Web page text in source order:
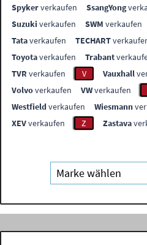
Spykerverkaufen SsangYong
Suzuki verkaufen SWM verkaufen
Tataverkaufen TECHART
Toyotaverkaufen Trabant
TVR verkaufen V Vauxhall
Volvoverkaufen VWverkaufen
Westfieldverkaufen Wiesmann
XEVverkaufen Z Zastava